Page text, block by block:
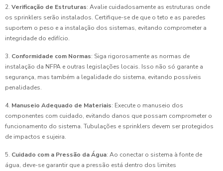
2. Verificação de Estruturas: Avalie cuidadosamente as estruturas onde
os sprinklers serão instalados. Certifique-se de que o teto e as paredes
suportem o peso e a instalação dos sistemas, evitando comprometer a
integridade do edifício.
3. Conformidade com Normas: Siga rigorosamente as normas de
instalação da NFPA e outras legislações locais. Isso não só garante a
segurança, mas também a legalidade do sistema, evitando possíveis
penalidades.
4. Manuseio Adequado de Materiais: Execute o manuseio dos
componentes com cuidado, evitando danos que possam comprometer o
funcionamento do sistema. Tubulações e sprinklers devem ser protegidos
de impactos e sujeira.
5. Cuidado com a Pressão da Água: Ao conectar o sistema à fonte de
água, deve-se garantir que a pressão está dentro dos limites